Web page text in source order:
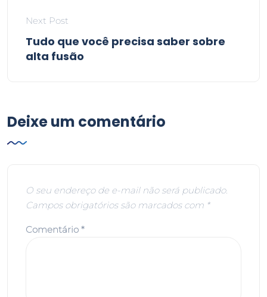
Next Post
Tudo que você precisa saber sobre
alta fusão
Deixe um comentário
O seu endereço de e-mail não será publicado.
Campos obrigatórios são marcados com *
Comentário *